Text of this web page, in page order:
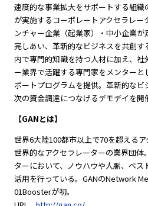
速度的な事業拡大をサポートする組
が実施するコーポレートアクセラレー
ンチャー企業（起業家）・中小企業
完しあい、革新的なビジネスを共創
内で専門的知識を持つ人材に加え、
ー業界で活躍する専門家をメンター
ポートプログラムを提供。革新的な
次の資金調達につなげるデモデイを開
【GANとは】
世界6大陸100都市以上で70を超えるア
世界的なアクセラレーターの業界団体
ターにおいて、ノウハウや人脈、ベ
活用を行っている。GANのNetwork
01Boosterが初。